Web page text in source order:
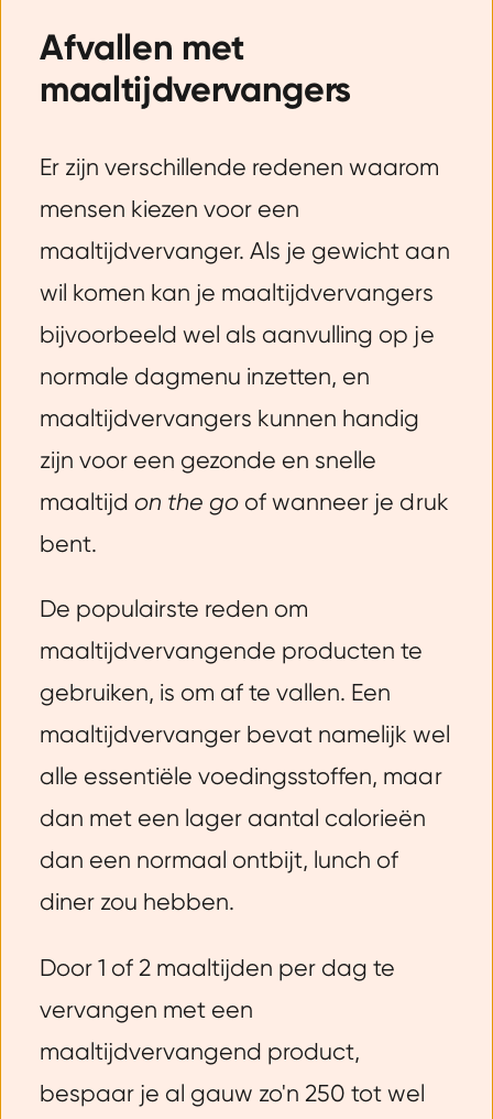
Afvallen met
maaltijdvervangers
Er zijn verschillende redenen waarom
mensen kiezen voor een
maaltijdvervanger. Als je gewicht aan
wil komen kan je maaltijdvervangers
bijvoorbeeld wel als aanvulling op je
normale dagmenu inzetten, en
maaltijdvervangers kunnen handig
zijn voor een gezonde en snelle
maaltijdon the go of wanneer je druk
bent.
De populairste reden om
maaltijdvervangende producten te
gebruiken, is om af te vallen. Een
maaltijdvervanger bevat namelijk wel
alle essentiële voedingsstoffen, maar
dan met een lager aantal calorieën
dan een normaal ontbijt, lunch of
diner zou hebben.
Door 1 of 2 maaltijden per dag te
vervangen met een
maaltijdvervangend product,
bespaar je al gauw zo'n 250 tot wel